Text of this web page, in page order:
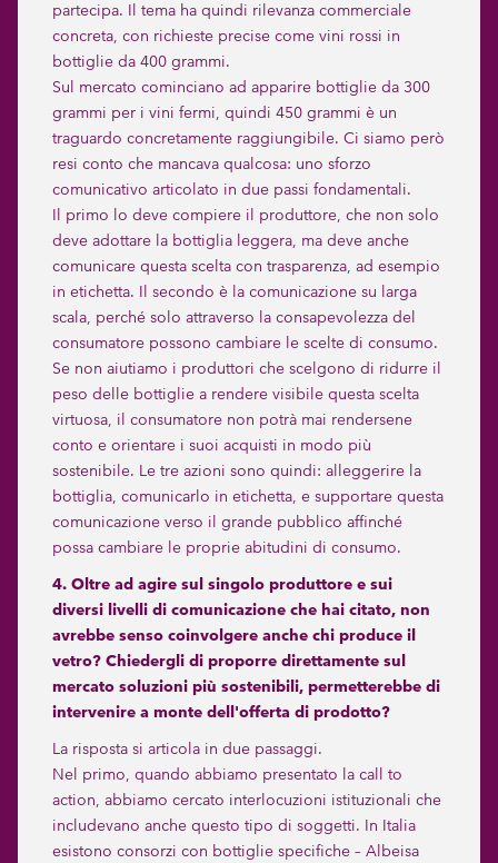
partecipa. Il tema ha quindi rilevanza commerciale
concreta, con richieste precise come vini rossi in
bottiglie da 400 grammi.
Sul mercato cominciano ad apparire bottiglie da 300
grammi per i vini fermi, quindi 450 grammi è un
traguardo concretamente raggiungibile. Ci siamo però
resi conto che mancava qualcosa: uno sforzo
comunicativo articolato in due passi fondamentali.
Il primo lo deve compiere il produttore, che non solo
deve adottare la bottiglia leggera, ma deve anche
comunicare questa scelta con trasparenza, ad esempio
in etichetta. Il secondo è la comunicazione su larga
scala, perché solo attraverso la consapevolezza del
consumatore possono cambiare le scelte di consumo.
Se non aiutiamo i produttori che scelgono di ridurre il
peso delle bottiglie a rendere visibile questa scelta
virtuosa, il consumatore non potrà mai rendersene
conto e orientare i suoi acquisti in modo più
sostenibile. Le tre azioni sono quindi: alleggerire la
bottiglia, comunicarlo in etichetta, e supportare questa
comunicazione verso il grande pubblico affinché
possa cambiare le proprie abitudini di consumo.
4. Oltre ad agire sul singolo produttore e sui
diversi livelli di comunicazione che hai citato, non
avrebbe senso coinvolgere anche chi produce il
vetro? Chiedergli di proporre direttamente sul
mercato soluzioni più sostenibili, permetterebbe di
intervenire a monte dell'offerta di prodotto?
La risposta si articola in due passaggi.
Nel primo, quando abbiamo presentato la call to
action, abbiamo cercato interlocuzioni istituzionali che
includevano anche questo tipo di soggetti. In Italia
esistono consorzi con bottiglie specifiche – Albeisa